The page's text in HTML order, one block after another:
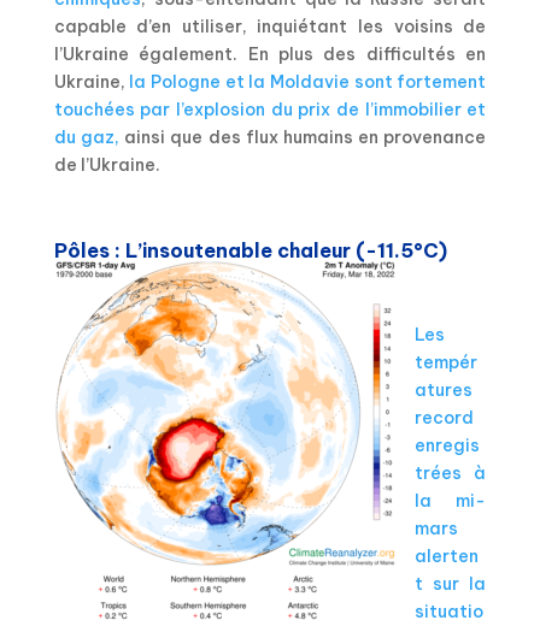
capable d’en utiliser, inquiétant les voisins de
l’Ukraine également. En plus des difficultés en
Ukraine, la Pologne et la Moldavie sont fortement
touchées par l’explosion du prix de l’immobilier et
du gaz, ainsi que des flux humains en provenance
de l’Ukraine.
Pôles : L’insoutenable chaleur (-11.5°C)
Les
tempér
atures
record
enregis
trées à
la mi-
mars
alerten
t sur la
situatio